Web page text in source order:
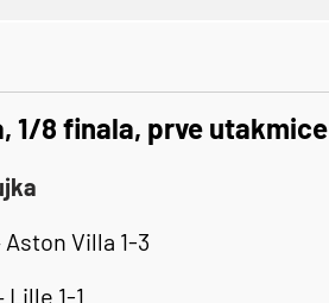
1/8 finala, prve utakmice
Villa 1-3
Lille 1-1